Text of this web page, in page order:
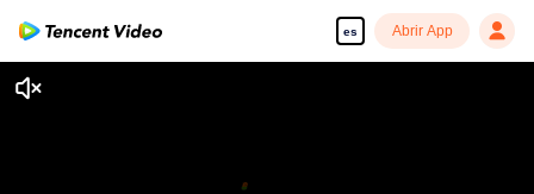
es Abrir App